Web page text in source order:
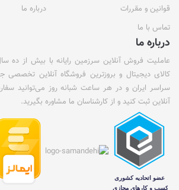
قوانین و مقررات
درباره ما
تماس با ما
درباره ما
عاملیت فروش آنلاین سرزمین رایانه با بیش از ده
کالای دیجیتال و بروزترین فروشگاه آنلاین
سراسر ایران و در هر ساعت شبانه روز می‌توانید
آنلاین ثبت کنید و از کارشناسان ما مشاوره بگیرید.